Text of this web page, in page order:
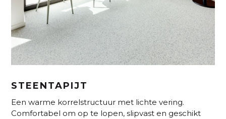
STEENTAPIJT
Een warme korrelstructuur met lichte vering.
Comfortabel om op te lopen, slipvast en geschikt